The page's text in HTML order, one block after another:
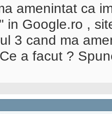
amenintat ca
in Google.ro ,
3 cand ma
a facut ?